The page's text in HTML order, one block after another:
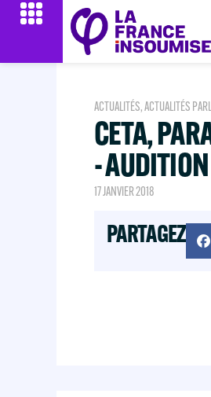
ACTUALITÉS,ACTUALITÉS
CETA,
-
17 JANVIER 2018
PARTAGEZ